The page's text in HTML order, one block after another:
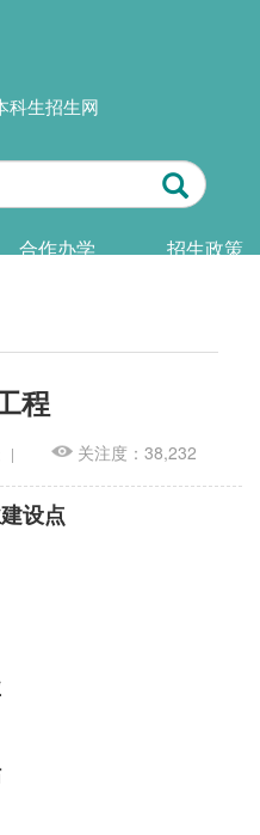
科生招生网
合作办学 招生政策
程
| 关注度：38,232
设点